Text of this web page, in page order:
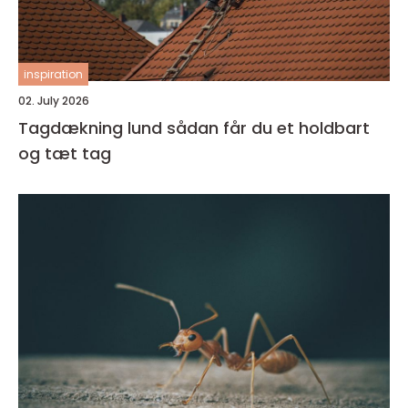
inspiration
02. July 2026
Tagdækning lund sådan får du et holdbart
og tæt tag